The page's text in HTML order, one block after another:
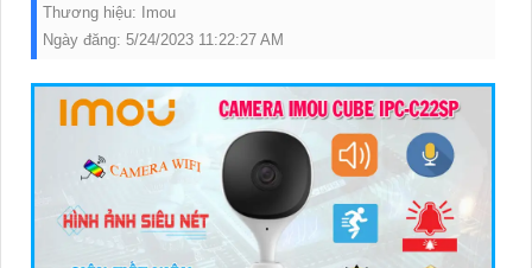
Thương hiệu:
Imou
Ngày đăng: 5/24/2023 11:22:27 AM